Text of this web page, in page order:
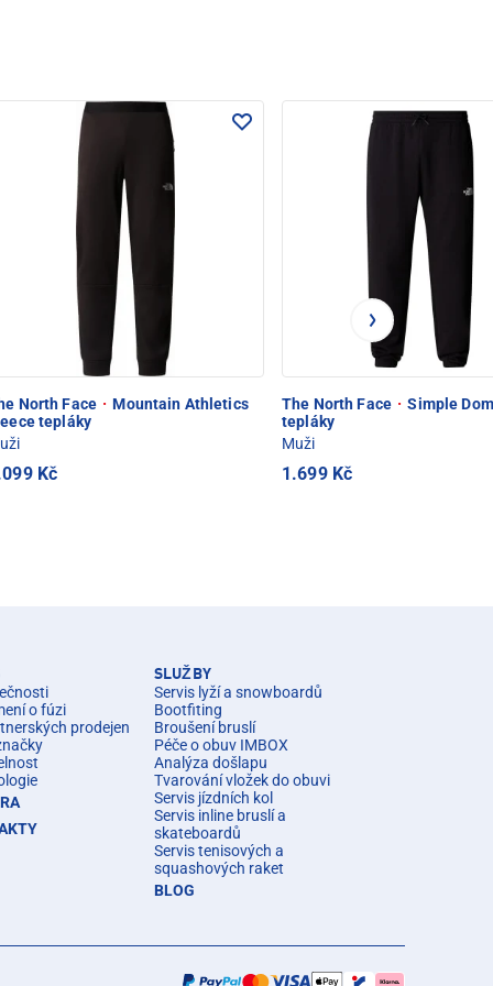
North Face · Mountain Athletics
tepláky
Kč
The North Face · Simple
tepláky
Muži
1.699 Kč
o fúzi
prodejen
SLUŽBY
Servis lyží a snowboardů
Bootfiting
Broušení bruslí
Péče o obuv IMBOX
Analýza došlapu
Tvarování vložek do obuvi
Servis jízdních kol
Servis inline bruslí a
skateboardů
Servis tenisových a
squashových raket
BLOG